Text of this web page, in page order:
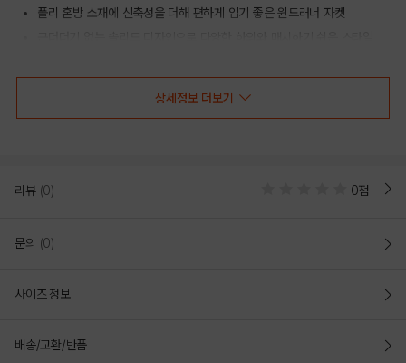
폴리 혼방 소재에 신축성을 더해 편하게 입기 좋은 윈드러너 자켓
COLOR
상세정보 더보기
리뷰 (0) 0점
문의 (0)
사이즈 정보
배송/교환/반품